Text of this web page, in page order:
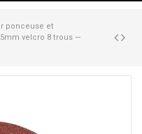
ponceuse et
velcro 8 trous —